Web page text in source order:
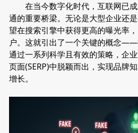
在当今数字化时代，互联网已成
通的重要桥梁。无论是大型企业还
望在搜索引擎中获得更高的曝光率
户。这就引出了一个关键的概念——
通过一系列科学且有效的策略，企
页面(SERP)中脱颖而出，实现品牌
增长。